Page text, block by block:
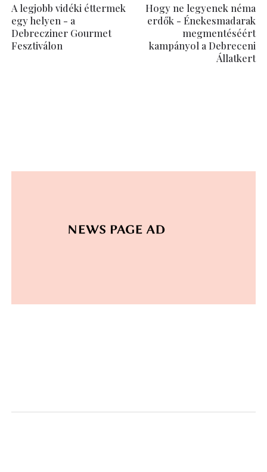
A legjobb vidéki éttermek
egy helyen - a
Debrecziner Gourmet
Fesztiválon
Hogy ne legyenek néma
erdők - Énekesmadarak
megmentéséért
kampányol a Debreceni
Állatkert